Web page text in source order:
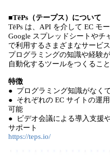
■TēPs（テープス）について
TēPs は、API を介して EC モ
Google スプレッドシートやチ
で利用するさまざまなサービ
プログラミングの知識や経験
自動化するツールをつくるこ
特徴
● プログラミング知識がなく
● それぞれの EC サイトの運
可能
● ビデオ会議による導入支援
サポート
https://teps.io/